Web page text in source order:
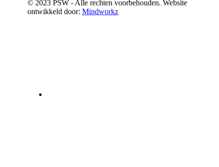
© 2023 PSW - Alle rechten voorbehouden. Website
ontwikkeld door: Mindworkz